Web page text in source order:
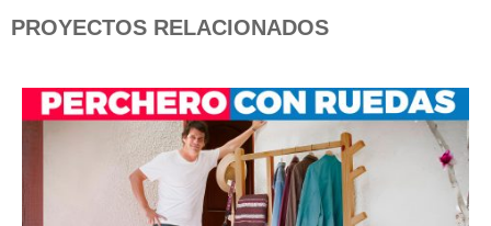
PROYECTOS RELACIONADOS